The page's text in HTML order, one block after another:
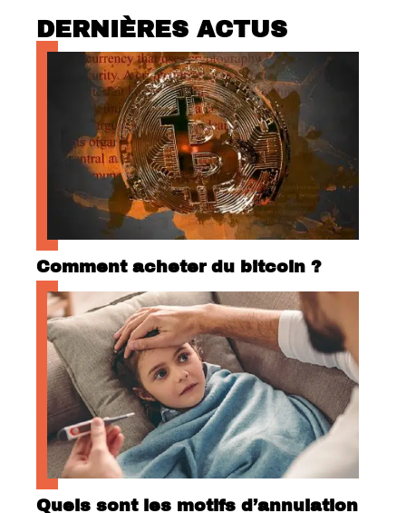
DERNIÈRES ACTUS
Comment acheter du bitcoin ?
Quels sont les motifs d’annulation